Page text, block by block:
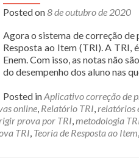
Posted on8 de outubro de 2020
Agora o sistema de correção
Resposta ao Item (TRI). A TRI,
Enem. Com isso, as notas não
do desempenho dos aluno nas
Posted inAplicativo correção de
online, Relatório TRI,relatórios
prova por TRI,metodologia
TRI, Teoria de Resposta ao Item,